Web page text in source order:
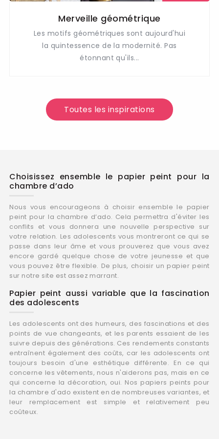
Merveille géométrique
Les motifs géométriques sont aujourd'hui
la quintessence de la modernité. Pas
étonnant qu'ils...
Toutes les inspirations
Choisissez ensemble le papier peint pour la
chambre d’ado
Nous vous encourageons à choisir ensemble le papier
peint pour la chambre d’ado. Cela permettra d'éviter les
conflits et vous donnera une nouvelle perspective sur
votre relation. Les adolescents vous montreront ce qui se
passe dans leur âme et vous prouverez que vous avez
encore gardé quelque chose de votre jeunesse et que
vous pouvez être flexible. De plus, choisir un papier peint
sur notre site est assez marrant.
Papier peint aussi variable que la fascination
des adolescents
Les adolescents ont des humeurs, des fascinations et des
points de vue changeants, et les parents essaient de les
suivre depuis des générations. Ces rendements constants
entraînent également des coûts, car les adolescents ont
toujours besoin d'une esthétique différente. En ce qui
concerne les vêtements, nous n'aiderons pas, mais en ce
qui concerne la décoration, oui. Nos papiers peints pour
la chambre d'ado existent en de nombreuses variantes, et
leur remplacement est simple et relativement peu
coûteux.